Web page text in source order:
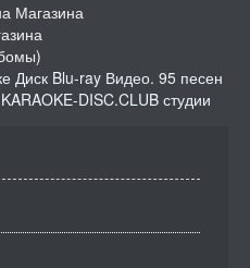
Магазина
Диск Blu-ray Видео. 95 песен
DISC.CLUB студии